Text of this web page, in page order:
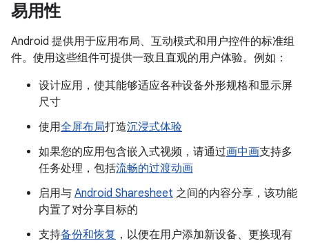
易用性
Android 提供用于应用布局、互动模式和用户控件的标准组
件。使用这些组件可提供一致且直观的用户体验。例如：
设计应用，使其能够适应各种设备外形规格和显示屏
尺寸
使用全屏布局打造沉浸式体验
如果您的应用包含嵌入式视频，请通过画中画支持多
任务处理，包括流畅的过渡动画
启用与 Android Sharesheet 之间的内容分享，该功能
内置了对分享目标的
支持备份和恢复 ，以便在用户添加新设备、更换现有